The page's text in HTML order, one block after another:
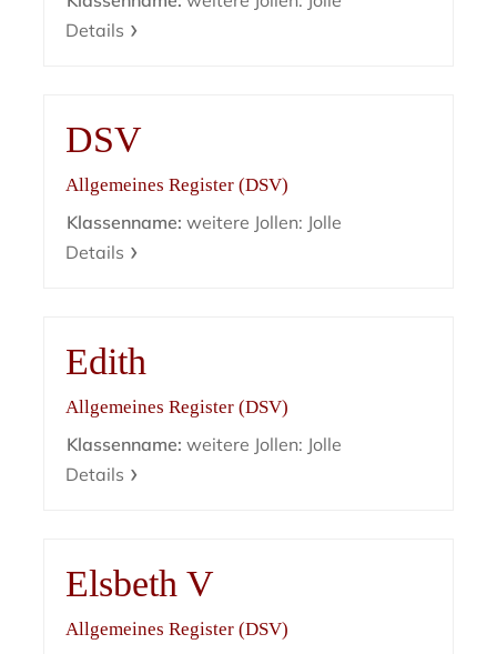
Details
DSV
Allgemeines Register (DSV)
Klassenname: weitere Jollen: Jolle
Details
Edith
Allgemeines Register (DSV)
Klassenname: weitere Jollen: Jolle
Details
Elsbeth V
Allgemeines Register (DSV)